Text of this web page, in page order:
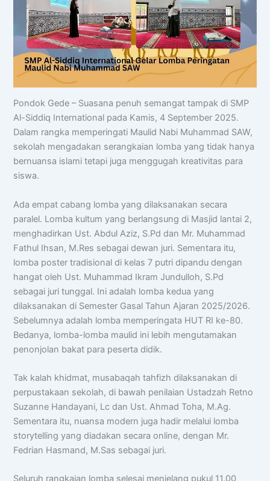
Pondok Gede – Suasana penuh semangat tampak di SMP
Al-Siddiq International pada Kamis, 4 September 2025.
Dalam rangka memperingati Maulid Nabi Muhammad SAW,
sekolah mengadakan serangkaian lomba yang tidak hanya
bernuansa islami tetapi juga menggugah kreativitas para
siswa.
Ada empat cabang lomba yang dilaksanakan secara
paralel. Lomba kultum yang berlangsung di Masjid lantai 2,
menghadirkan Ust. Abdul Aziz, S.Pd dan Mr. Muhammad
Fathul Ihsan, M.Res sebagai dewan juri. Sementara itu,
lomba poster tradisional di kelas 7 putri dipandu dengan
hangat oleh Ust. Muhammad Ikram Jundulloh, S.Pd
sebagai juri tunggal. Ini adalah lomba kedua yang
dilaksanakan di Semester Gasal Tahun Ajaran 2025/2026.
Sebelumnya adalah lomba memperingata HUT RI ke-80.
Bedanya, lomba-lomba maulid ini lebih mengutamakan
penonjolan bakat para peserta didik.
Tak kalah khidmat, musabaqah tahfizh dilaksanakan di
perpustakaan sekolah, di bawah penilaian Ustadzah Retno
Suzanne Handayani, Lc dan Ust. Ahmad Toha, M.Ag.
Sementara itu, nuansa modern juga hadir melalui lomba
storytelling yang diadakan secara online, dengan Mr.
Fedrian Hasmand, M.Sas sebagai juri.
Seluruh rangkaian lomba selesai menjelang pukul 11.00